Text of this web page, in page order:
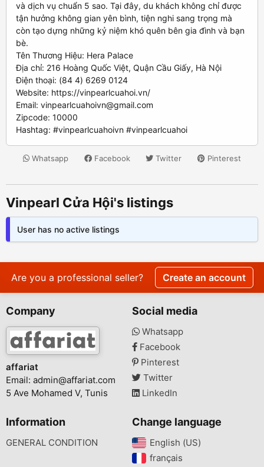
và dịch vụ chuẩn 5 sao. Tại đây, du khách không chỉ được
tận hưởng không gian yên bình, tiện nghi sang trọng mà
còn tạo dựng những kỷ niệm khó quên bên gia đình và bạn
bè.
Tên Thương Hiệu: Hera Palace
Địa chỉ: 216 Hoàng Quốc Việt, Quận Cầu Giấy, Hà Nội
Điện thoại: (84 4) 6269 0124
Website: https://vinpearlcuahoi.vn/
Email: vinpearlcuahoivn@gmail.com
Zipcode: 10000
Hashtag: #vinpearlcuahoivn #vinpearlcuahoi
Whatsapp Facebook Twitter Pinterest
Vinpearl Cửa Hội's listings
User has no active listings
Are you a professional seller? Create an account
Company
affariat
Email: admin@affariat.com
5 Ave Mohamed V, Tunis
Social media
Whatsapp
Facebook
Pinterest
Twitter
LinkedIn
Information
GENERAL CONDITION
Change language
English (US)‎
français‎